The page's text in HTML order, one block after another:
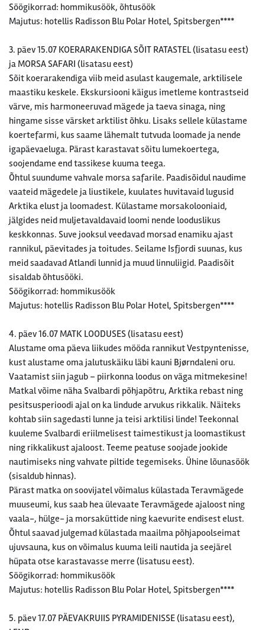
Söögikorrad: hommikusöök, õhtusöök
Majutus: hotellis Radisson Blu Polar Hotel, Spitsbergen****
3. päev 15.07 KOERARAKENDIGA SÕIT RATASTEL (lisatasu eest)
ja MORSA SAFARI (lisatasu eest)
Sõit koerarakendiga viib meid asulast kaugemale, arktilisele
maastiku keskele. Ekskursiooni käigus imetleme kontrastseid
värve, mis harmoneeruvad mägede ja taeva sinaga, ning
hingame sisse värsket arktilist õhku. Lisaks sellele külastame
koertefarmi, kus saame lähemalt tutvuda loomade ja nende
igapäevaeluga. Pärast karastavat sõitu lumekoertega,
soojendame end tassikese kuuma teega.
Õhtul suundume vahvale morsa safarile. Paadisõidul naudime
vaateid mägedele ja liustikele, kuulates huvitavaid lugusid
Arktika elust ja loomadest. Külastame morsakolooniaid,
jälgides neid muljetavaldavaid loomi nende looduslikus
keskkonnas. Suve jooksul veedavad morsad enamiku ajast
rannikul, päevitades ja toitudes. Seilame Isfjordi suunas, kus
meid saadavad Atlandi lunnid ja muud linnuliigid. Paadisõit
sisaldab õhtusööki.
Söögikorrad: hommikusöök
Majutus: hotellis Radisson Blu Polar Hotel, Spitsbergen****
4. päev 16.07 MATK LOODUSES (lisatasu eest)
Alustame oma päeva liikudes mööda rannikut Vestpyntenisse,
kust alustame oma jalutuskäiku läbi kauni Bjørndaleni oru.
Vaatamist siin jagub – piirkonna loodus on väga mitmekesine!
Matkal võime näha Svalbardi põhjapõtru, Arktika rebast ning
pesitsusperioodi ajal on ka lindude arvukus rikkalik. Näiteks
kohtab siin sagedasti lunne ja teisi arktilisi linde! Teekonnal
kuuleme Svalbardi eriilmelisest taimestikust ja loomastikust
ning rikkalikust ajaloost. Teeme peatuse soojade jookide
nautimiseks ning vahvate piltide tegemiseks. Ühine lõunasöök
(sisaldub hinnas).
Pärast matka on soovijatel võimalus külastada Teravmägede
muuseumi, kus saab hea ülevaate Teravmägede ajaloost ning
vaala-, hülge- ja morsaküttide ning kaevurite endisest elust.
Õhtul saavad julgemad külastada maailma põhjapoolseimat
ujuvsauna, kus on võimalus kuuma leili nautida ja seejärel
hüpata otse karastavasse merre (lisatusu eest).
Söögikorrad: hommikusöök
Majutus: hotellis Radisson Blu Polar Hotel, Spitsbergen****
5. päev 17.07 PÄEVAKRUIIS PYRAMIDENISSE (lisatasu eest),